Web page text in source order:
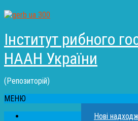
Інститут рибного
НААН України
(Репозиторій)
МЕНЮ
Нові